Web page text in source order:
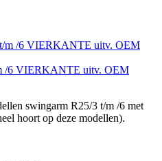
/6 VIERKANTE uitv. OEM
swingarm R25/3 t/m /6 met
hoort op deze modellen).